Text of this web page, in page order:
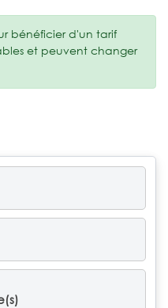
bénéficier d'un tarif
et peuvent changer